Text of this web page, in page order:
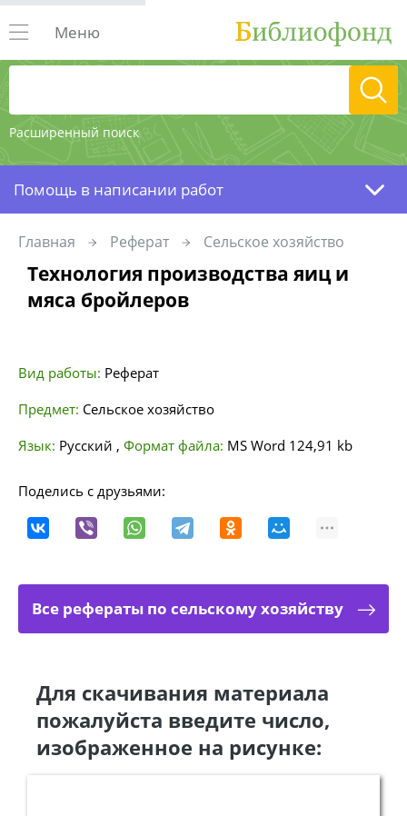
Расширенный поиск
Меню
Помощь в написании работ
Главная Реферат Сельское хозяйство
Технология производства яиц и
мяса бройлеров
Вид работы: Реферат
Предмет: Сельское хозяйство
Язык: Русский , Формат файла: MS Word 124,91 kb
Поделись с друзьями:
Все рефераты по сельскому хозяйству
Для скачивания материала
пожалуйста введите число,
изображенное на рисунке: